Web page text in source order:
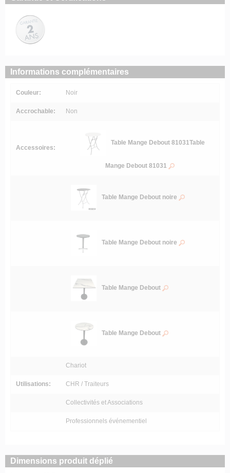
Informations complémentaires
Couleur: Noir
Accrochable: Non
Accessoires:
Table Mange Debout 81031Table
Mange Debout 81031
Table Mange Debout noire
Table Mange Debout noire
Table Mange Debout
Table Mange Debout
Chariot
Utilisations: CHR / Traiteurs
Collectivités et Associations
Professionnels événementiel
Dimensions produit déplié